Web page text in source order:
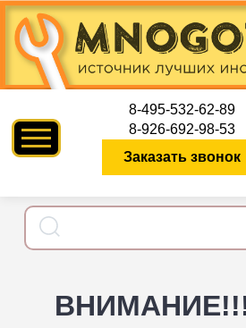
8-495-532-62-89
8-926-692-98-53
Заказать звонок